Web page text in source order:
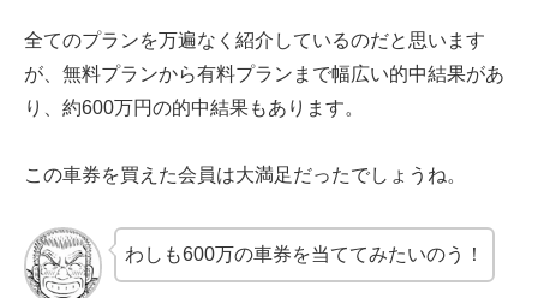
全てのプランを万遍なく紹介しているのだと思います
が、無料プランから有料プランまで幅広い的中結果があ
り、約600万円の的中結果もあります。
この車券を買えた会員は大満足だったでしょうね。
わしも600万の車券を当ててみたいのう！